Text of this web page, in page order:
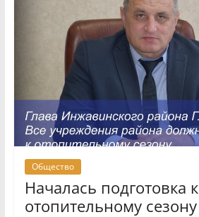
Общество
Началась подготовка к
отопительному сезону